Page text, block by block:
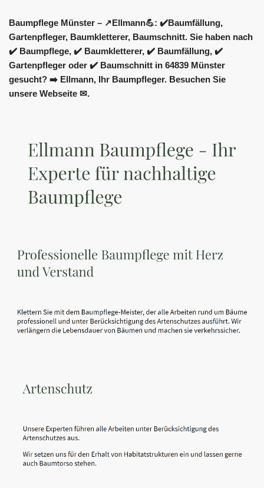
Baumpflege Münster – ↗️Ellmann💪: ✔️Baumfällung,
Gartenpfleger, Baumkletterer, Baumschnitt. Sie haben nach
✔️ Baumpflege, ✔️ Baumkletterer, ✔️ Baumfällung, ✔️
Gartenpfleger oder ✔️ Baumschnitt in 64839 Münster
gesucht? ➡️ Ellmann, Ihr Baumpfleger. Besuchen Sie
unsere Webseite ✉.